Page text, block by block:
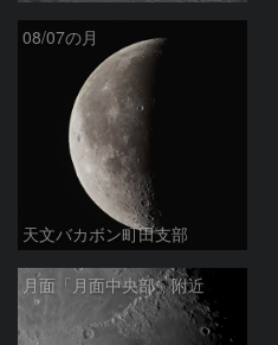
08/07の月
天文バカボン町田支部
月面「月面中央部」附近